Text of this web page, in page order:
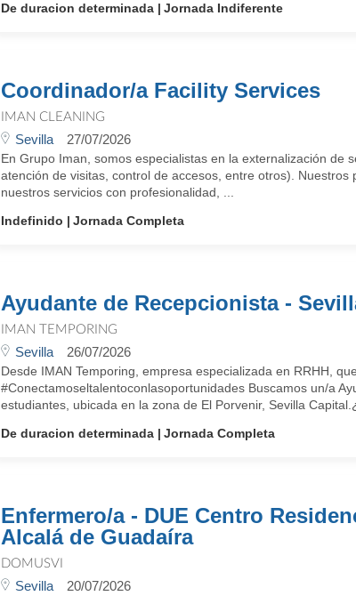
De duracion determinada
Jornada Indiferente
Coordinador/a Facility Services
IMAN CLEANING
Sevilla 27/07/2026
En Grupo Iman, somos especialistas en la externalización de
atención de visitas, control de accesos, entre otros).
nuestros servicios con profesionalidad, ...
Indefinido
Jornada Completa
Ayudante de Recepcionista -
IMAN TEMPORING
Sevilla 26/07/2026
Desde IMAN Temporing, empresa especializada en RRHH,
#Conectamoseltalentoconlasoportunidades Buscamos un/a
estudiantes, ubicada en la zona de El Porvenir, Sevilla
De duracion determinada
Jornada Completa
Enfermero/a - DUE Centro
Alcalá de Guadaíra
DOMUSVI
Sevilla 20/07/2026